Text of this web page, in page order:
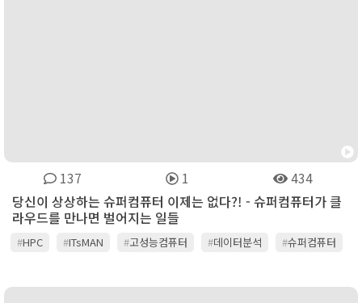
137 1
434
당신이 상상하는 슈퍼컴퓨터 이제는 없다?! - 슈퍼컴퓨터가 클
라우드를 만나면 벌어지는 일들
#HPC #ITsMAN #고성능컴퓨터 #데이터분석 #슈퍼컴퓨터